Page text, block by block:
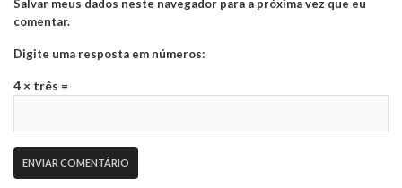
Salvar meus dados neste navegador para a próxima vez que eu
comentar.
Digite uma resposta em números:
4 × três =